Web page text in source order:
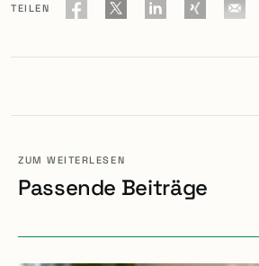
TEILEN
ZUM WEITERLESEN
Passende Beiträge